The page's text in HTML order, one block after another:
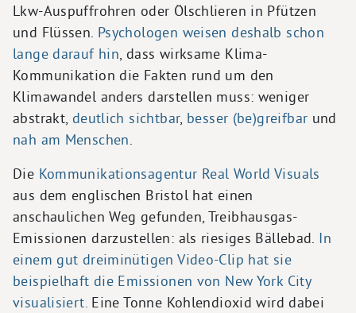
Lkw-Auspuffrohren oder Ölschlieren in Pfützen
und Flüssen. Psychologen weisen deshalb schon
lange darauf hin, dass wirksame Klima-
Kommunikation die Fakten rund um den
Klimawandel anders darstellen muss: weniger
abstrakt, deutlich sichtbar, besser (be)greifbar und
nah am Menschen.
Die Kommunikationsagentur Real World Visuals
aus dem englischen Bristol hat einen
anschaulichen Weg gefunden, Treibhausgas-
Emissionen darzustellen: als riesiges Bällebad. In
einem gut dreiminütigen Video-Clip hat sie
beispielhaft die Emissionen von New York City
visualisiert.Eine Tonne Kohlendioxid wird dabei